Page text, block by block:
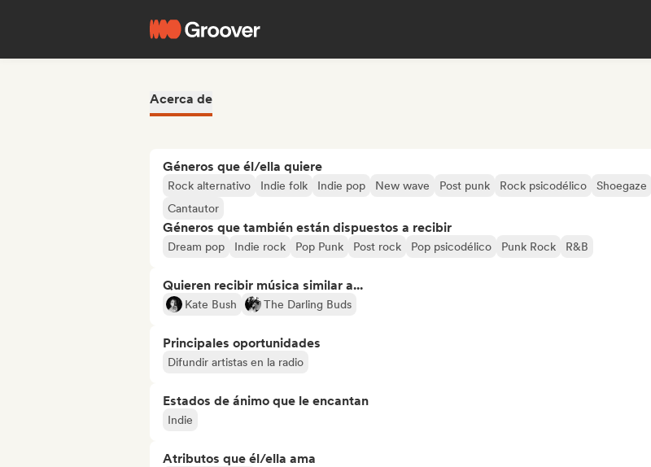
Acerca de
Géneros que él/ella quiere
Rock alternativo Indie folk Indie pop New wave Post punk Rock psicodélico
Shoegaze
Cantautor
Géneros que también están dispuestos a recibir
Dream pop Indie rock Pop Punk Post rock Pop psicodélico Punk Rock R&B
Quieren recibir música similar a...
Kate Bush The Darling Buds
Principales oportunidades
Difundir artistas en la radio
Estados de ánimo que le encantan
Indie
Atributos que él/ella ama